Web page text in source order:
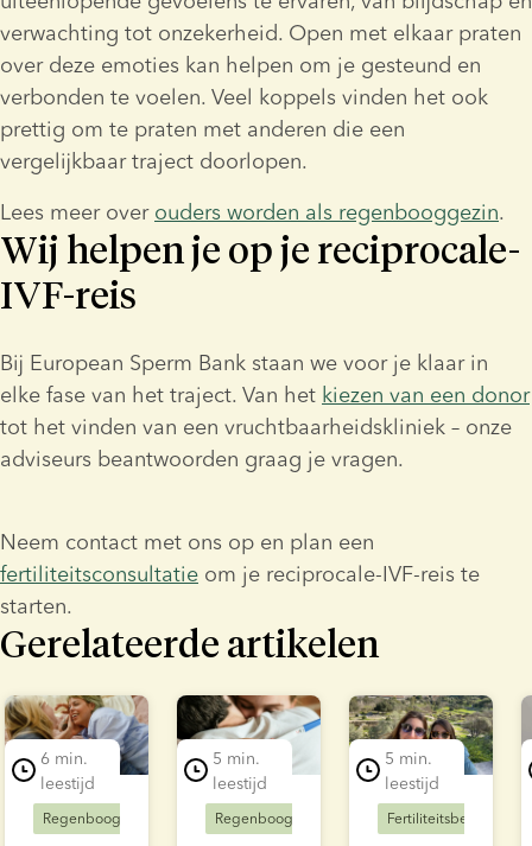
verwachting tot onzekerheid. Open met elkaar praten
over deze emoties kan helpen om je gesteund en
verbonden te voelen. Veel koppels vinden het ook
prettig om te praten met anderen die een
vergelijkbaar traject doorlopen.
Lees meer over ouders worden als regenbooggezin.
Wij helpen je op je reciprocale-
IVF-reis
Bij European Sperm Bank staan we voor je klaar in
elke fase van het traject. Van het kiezen van een donor
tot het vinden van een vruchtbaarheidskliniek – onze
adviseurs beantwoorden graag je vragen.
fertiliteitsconsultatie om je reciprocale-IVF-reis te
starten.
Gerelateerde artikelen
1 of 7
6 min.
leestijd
Regenbooggezinnen Fertiliteitsbehandeling
5 min.
leestijd
Regenbooggezinnen Fertiliteitsbehandeling
5 min.
leestijd